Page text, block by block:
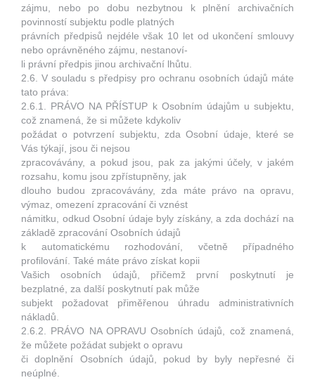
zájmu, nebo po dobu nezbytnou k plnění archivačních
povinností subjektu podle platných
právních předpisů nejdéle však 10 let od ukončení smlouvy
nebo oprávněného zájmu, nestanoví-
li právní předpis jinou archivační lhůtu.
2.6. V souladu s předpisy pro ochranu osobních údajů máte
tato práva:
2.6.1. PRÁVO NA PŘÍSTUP k Osobním údajům u subjektu,
což znamená, že si můžete kdykoliv
požádat o potvrzení subjektu, zda Osobní údaje, které se
Vás týkají, jsou či nejsou
zpracovávány, a pokud jsou, pak za jakými účely, v jakém
rozsahu, komu jsou zpřístupněny, jak
dlouho budou zpracovávány, zda máte právo na opravu,
výmaz, omezení zpracování či vznést
námitku, odkud Osobní údaje byly získány, a zda dochází na
základě zpracování Osobních údajů
k automatickému rozhodování, včetně případného
profilování. Také máte právo získat kopii
Vašich osobních údajů, přičemž první poskytnutí je
bezplatné, za další poskytnutí pak může
subjekt požadovat přiměřenou úhradu administrativních
nákladů.
2.6.2. PRÁVO NA OPRAVU Osobních údajů, což znamená,
že můžete požádat subjekt o opravu
či doplnění Osobních údajů, pokud by byly nepřesné či
neúplné.